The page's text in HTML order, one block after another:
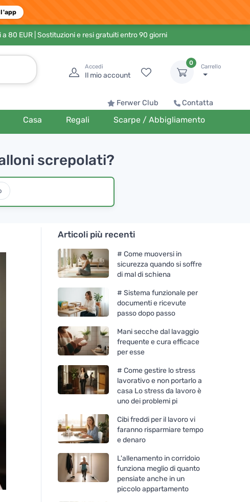
80 EUR | Sostituzioni e resi gratuiti entro 90 giorni
Accedi
Il mio account
0
Carrello
Ferwer Club Contatta
Casa Regali Scarpe / Abbigliamento
screpolati?
Articoli più recenti
# Come muoversi in
sicurezza quando si soffre
di mal di schiena
# Sistema funzionale per
documenti e ricevute
passo dopo passo
Mani secche dal lavaggio
frequente e cura efficace
per esse
# Come gestire lo stress
lavorativo e non portarlo a
casa Lo stress da lavoro è
uno dei problemi pi
Cibi freddi per il lavoro vi
faranno risparmiare tempo
e denaro
L'allenamento in corridoio
funziona meglio di quanto
pensiate anche in un
piccolo appartamento